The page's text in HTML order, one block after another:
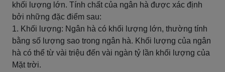
khối lượng lớn. Tính chất của ngân hà được xác định
bởi những đặc điểm sau:
1. Khối lượng: Ngân hà có khối lượng lớn, thường tính
bằng số lượng sao trong ngân hà. Khối lượng của ngân
hà có thể từ vài triệu đến vài ngàn tỷ lần khối lượng của
Mặt trời.